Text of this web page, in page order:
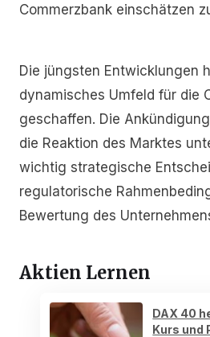
Commerzbank einschätzen
Die jüngsten Entwicklungen
dynamisches Umfeld für die
geschaffen. Die
die Reaktion des Marktes
wichtig strategische
regulatorische
Bewertung des
Aktien Lernen
DAX 40
Kurs und